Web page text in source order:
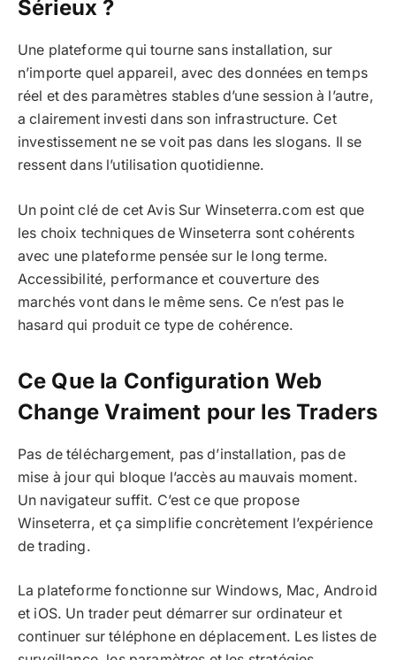
Sérieux ?
Une plateforme qui tourne sans installation, sur
n’importe quel appareil, avec des données en temps
réel et des paramètres stables d’une session à l’autre,
a clairement investi dans son infrastructure. Cet
investissement ne se voit pas dans les slogans. Il se
ressent dans l’utilisation quotidienne.
Un point clé de cet Avis Sur Winseterra.com est que
les choix techniques de Winseterra sont cohérents
avec une plateforme pensée sur le long terme.
Accessibilité, performance et couverture des
marchés vont dans le même sens. Ce n’est pas le
hasard qui produit ce type de cohérence.
Ce Que la Configuration Web
Change Vraiment pour les Traders
Pas de téléchargement, pas d’installation, pas de
mise à jour qui bloque l’accès au mauvais moment.
Un navigateur suffit. C’est ce que propose
Winseterra, et ça simplifie concrètement l’expérience
de trading.
La plateforme fonctionne sur Windows, Mac, Android
et iOS. Un trader peut démarrer sur ordinateur et
continuer sur téléphone en déplacement. Les listes de